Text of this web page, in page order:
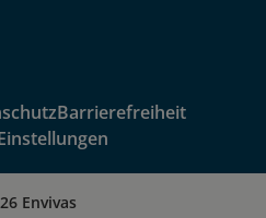
Barrierefreiheit
Envivas